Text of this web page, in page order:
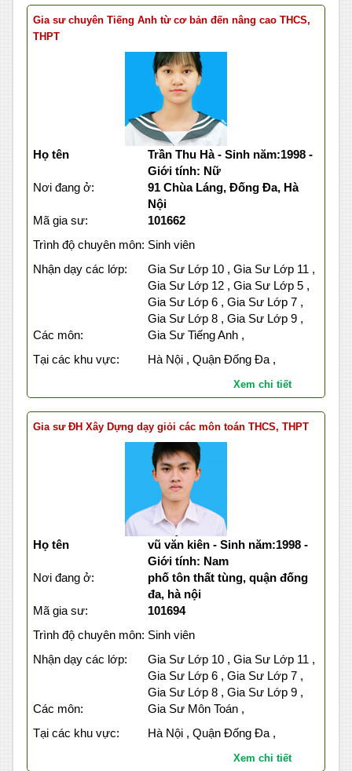
Gia sư chuyên Tiếng Anh từ cơ bản đến nâng cao THCS,
THPT
Họ tên
Trần Thu Hà - Sinh năm:1998 -
Giới tính: Nữ
Nơi đang ở:
91 Chùa Láng, Đống Đa, Hà
Nội
Mã gia sư:
101662
Trình độ chuyên môn: Sinh viên
Nhận dạy các lớp:
Gia Sư Lớp 10 , Gia Sư Lớp 11 ,
Gia Sư Lớp 12 , Gia Sư Lớp 5 ,
Gia Sư Lớp 6 , Gia Sư Lớp 7 ,
Gia Sư Lớp 8 , Gia Sư Lớp 9 ,
Các môn:
Gia Sư Tiếng Anh ,
Tại các khu vực:
Hà Nội , Quận Đống Đa ,
Xem chi tiết
Gia sư ĐH Xây Dựng dạy giỏi các môn toán THCS, THPT
Họ tên
vũ văn kiên - Sinh năm:1998 -
Giới tính: Nam
Nơi đang ở:
phố tôn thất tùng, quận đống
đa, hà nội
Mã gia sư:
101694
Trình độ chuyên môn: Sinh viên
Nhận dạy các lớp:
Gia Sư Lớp 10 , Gia Sư Lớp 11 ,
Gia Sư Lớp 6 , Gia Sư Lớp 7 ,
Gia Sư Lớp 8 , Gia Sư Lớp 9 ,
Các môn:
Gia Sư Môn Toán ,
Tại các khu vực:
Hà Nội , Quận Đống Đa ,
Xem chi tiết